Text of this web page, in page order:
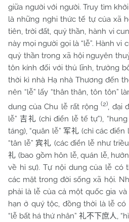
giữa người với người. Truy tìm
là những nghi thức tế tự của xã
tiên, trời đất, quỷ thần, hành vi
này mọi người gọi là “lễ”. Hành vi
quỷ thần trong xã hội nguyên
tôn kính đối với thủ lĩnh, trưởng
thời kì nhà Hạ nhà Thương đến
nên “lễ” lấy “thân thân, tôn tôn”
dung của Chu lễ rất rộng(2), đại
lễ” 吉礼 (chỉ điển lễ tế tự”), “hung
táng), “quân lễ” 军礼 (chỉ các điển
“tân lễ” 宾礼 (các điển lễ như triều
礼 (bao gồm hôn lễ, quán lễ,
về hỉ sự). Tự nội dung của lễ có
các mặt trong đời sống xã hội.
phải là lễ của cả một quốc gia
hạn ở quý tộc, đồng thời là lễ
“lễ bất há thứ nhân” 礼不下庶人,